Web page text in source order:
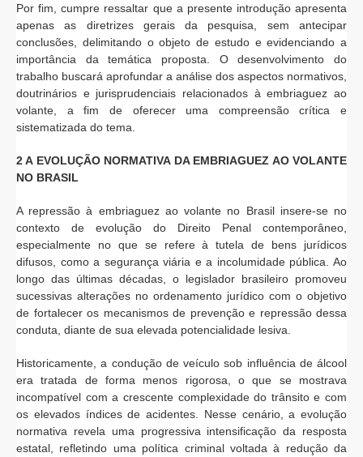
Por fim, cumpre ressaltar que a presente introdução apresenta
apenas as diretrizes gerais da pesquisa, sem antecipar
conclusões, delimitando o objeto de estudo e evidenciando a
importância da temática proposta. O desenvolvimento do
trabalho buscará aprofundar a análise dos aspectos normativos,
doutrinários e jurisprudenciais relacionados à embriaguez ao
volante, a fim de oferecer uma compreensão crítica e
sistematizada do tema.
2 A EVOLUÇÃO NORMATIVA DA EMBRIAGUEZ AO VOLANTE
NO BRASIL
A repressão à embriaguez ao volante no Brasil insere-se no
contexto de evolução do Direito Penal contemporâneo,
especialmente no que se refere à tutela de bens jurídicos
difusos, como a segurança viária e a incolumidade pública. Ao
longo das últimas décadas, o legislador brasileiro promoveu
sucessivas alterações no ordenamento jurídico com o objetivo
de fortalecer os mecanismos de prevenção e repressão dessa
conduta, diante de sua elevada potencialidade lesiva.
Historicamente, a condução de veículo sob influência de álcool
era tratada de forma menos rigorosa, o que se mostrava
incompatível com a crescente complexidade do trânsito e com
os elevados índices de acidentes. Nesse cenário, a evolução
normativa revela uma progressiva intensificação da resposta
estatal, refletindo uma política criminal voltada à redução da